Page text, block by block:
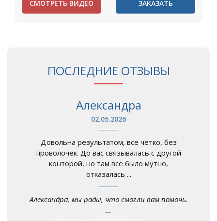
СМОТРЕТЬ ВИДЕО ЗАКАЗАТЬ
ПОСЛЕДНИЕ ОТЗЫВЫ
Александра
02.05.2026
Довольна результатом, все четко, без
проволочек. До вас связывалась с другой
конторой, но там все было мутно,
отказалась ...
Александра, мы рады, что смогли вам помочь.
...